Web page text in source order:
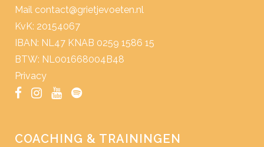
Mail contact@grietjevoeten.nl
KvK: 20154067
IBAN: NL47 KNAB 0259 1586 15
BTW: NL001668004B48
Privacy
COACHING & TRAININGEN